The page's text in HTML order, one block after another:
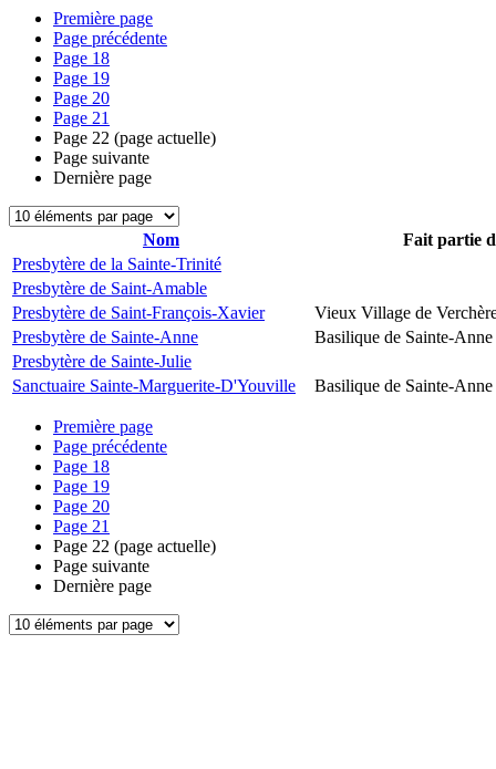
Première page
Page précédente
Page 18
Page 19
Page 20
Page 21
Page 22 (page actuelle)
Page suivante
Dernière page
Nom
Fait partie
Presbytère de la Sainte-Trinité
Presbytère de Saint-Amable
Presbytère de Saint-François-Xavier
Vieux Village de
Presbytère de Sainte-Anne
Basilique de Sainte-Anne
Presbytère de Sainte-Julie
Sanctuaire Sainte-Marguerite-D'Youville
Basilique de Sainte-Anne
Première page
Page précédente
Page 18
Page 19
Page 20
Page 21
Page 22 (page actuelle)
Page suivante
Dernière page